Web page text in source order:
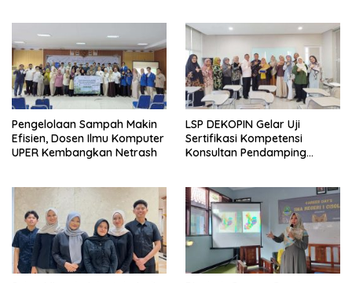
Pengelolaan Sampah Makin
Efisien, Dosen Ilmu Komputer
UPER Kembangkan Netrash
LSP DEKOPIN Gelar Uji
Sertifikasi Kompetensi
Konsultan Pendamping